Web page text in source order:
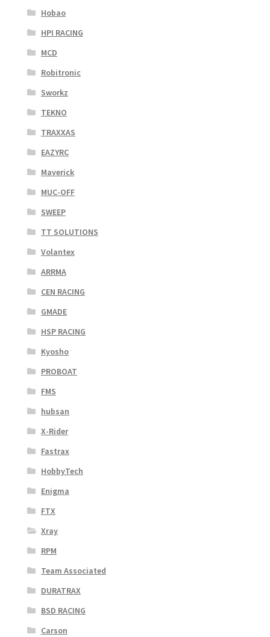
Hobao
HPI RACING
MCD
Robitronic
Sworkz
TEKNO
TRAXXAS
EAZYRC
Maverick
MUC-OFF
SWEEP
TT SOLUTIONS
Volantex
ARRMA
CEN RACING
GMADE
HSP RACING
Kyosho
PROBOAT
FMS
hubsan
X-Rider
Fastrax
HobbyTech
Enigma
FTX
Xray
RPM
Team Associated
DURATRAX
BSD RACING
Carson